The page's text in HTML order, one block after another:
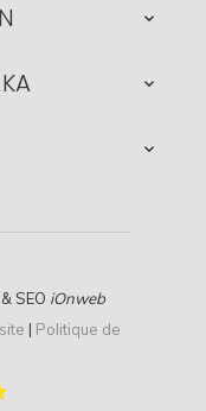



SEO iOnweb
| Politique de